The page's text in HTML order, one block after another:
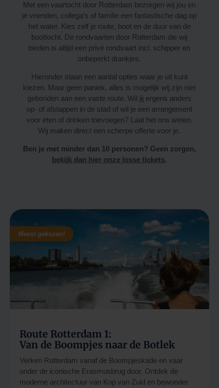
Met een vaartocht door Rotterdam bezorgen wij jou en
je vrienden, collega’s of familie een fantastische dag op
het water. Kies zelf je route, boot en de duur van de
boottocht. De rondvaarten door Rotterdam die wij
bieden is altijd een privé rondvaart incl. schipper en
onbeperkt drankjes.
Hieronder staan een aantal opties waar je uit kunt
kiezen. Maar geen paniek, alles is mogelijk wij zijn niet
gebonden aan een vaste route. Wil jij ergens anders
op- of afstappen in de stad of wil je een arrangement
voor eten of drinken toevoegen? Laat het ons weten.
Wij maken direct een scherpe offerte voor je.
Ben je met minder dan 10 personen? Geen zorgen,
bekijk dan hier onze losse tickets.
Meest gekozen!
Route Rotterdam 1:
Van de Boompjes naar de Botlek
Verken Rotterdam vanaf de Boompjeskade en vaar
onder de iconische Erasmusbrug door. Ontdek de
moderne architectuur van Kop van Zuid en bewonder